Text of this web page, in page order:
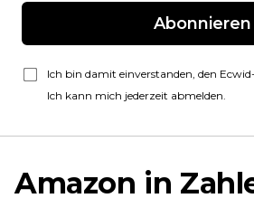
Abonnieren
Ich bin damit einverstanden, den
Ich kann mich jederzeit abmelden.
Amazon in